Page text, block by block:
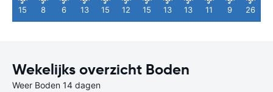
15 8 6 13 15 12 15 13 13 11 9 26
Wekelijks overzicht Boden
Weer Boden 14 dagen